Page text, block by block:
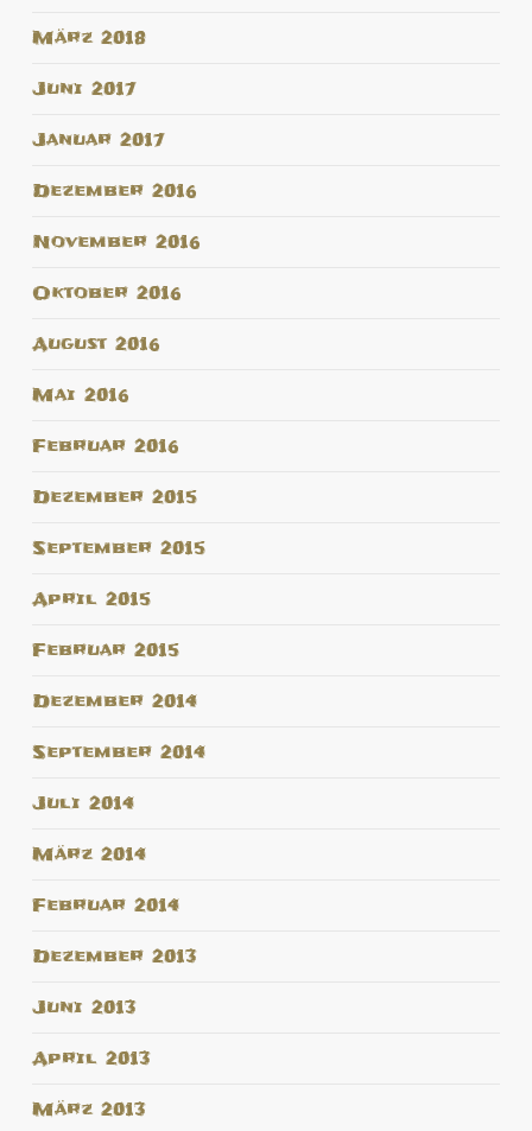
März 2018
Juni 2017
Januar 2017
Dezember 2016
November 2016
Oktober 2016
August 2016
Mai 2016
Februar 2016
Dezember 2015
September 2015
April 2015
Februar 2015
Dezember 2014
September 2014
Juli 2014
März 2014
Februar 2014
Dezember 2013
Juni 2013
April 2013
März 2013